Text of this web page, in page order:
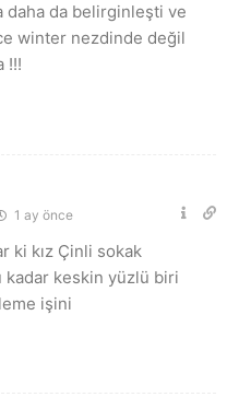
daha da belirginleşti ve
winter nezdinde değil
!!!
1 ay önce
ki kız Çinli sokak
keskin yüzlü biri
işini